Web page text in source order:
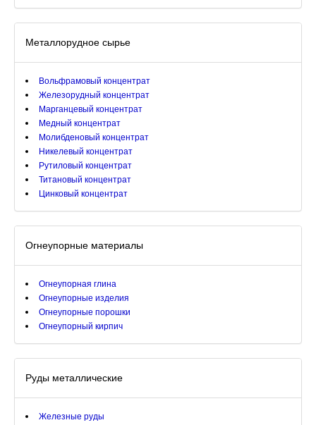
Металлорудное сырье
Вольфрамовый концентрат
Железорудный концентрат
Марганцевый концентрат
Медный концентрат
Молибденовый концентрат
Никелевый концентрат
Рутиловый концентрат
Титановый концентрат
Цинковый концентрат
Огнеупорные материалы
Огнеупорная глина
Огнеупорные изделия
Огнеупорные порошки
Огнеупорный кирпич
Руды металлические
Железные руды